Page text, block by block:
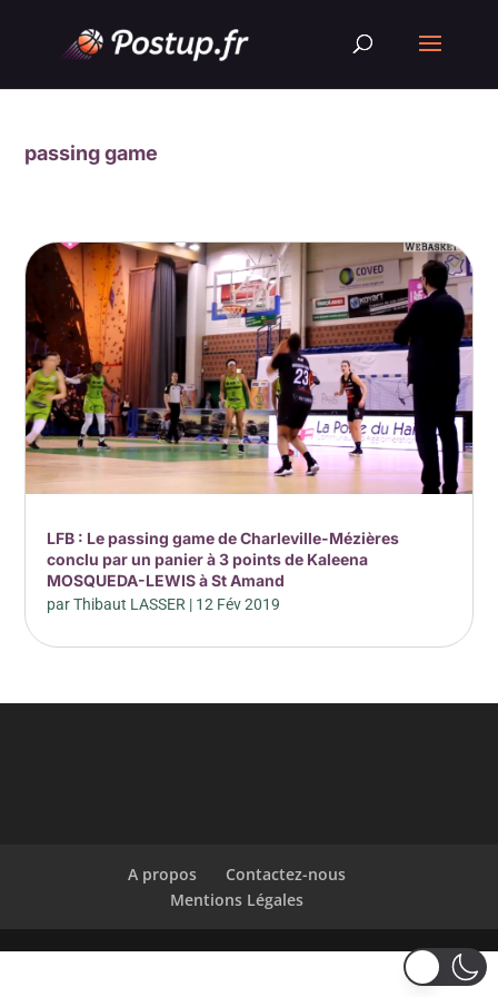
passing game
LFB : Le passing game de Charleville-Mézières
conclu par un panier à 3 points de Kaleena
MOSQUEDA-LEWIS à St Amand
parThibaut LASSER | 12 Fév 2019
A propos
Contactez-nous
Mentions Légales